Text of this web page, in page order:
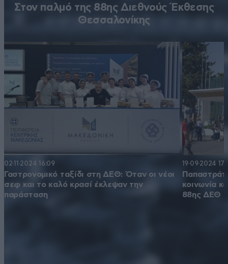
Στον παλμό της 88ης Διεθνούς Έκθεσης
Θεσσαλονίκης
02·11·2024 16:09
Γαστρονομικό ταξίδι στη ΔΕΘ: Όταν οι νέοι
σεφ και το καλό κρασί έκλεψαν την
παράσταση
19·09·2024
κοινωνία
88ης ΔΕΘ